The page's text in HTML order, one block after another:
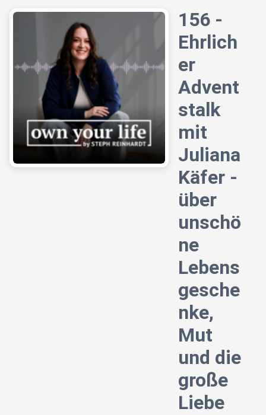
156 -
Ehrlich
er
Advent
stalk
mit
Juliana
Käfer -
über
unschö
ne
Lebens
gesche
nke,
Mut
und die
große
Liebe